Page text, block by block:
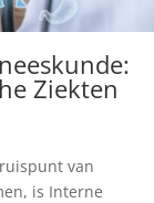
Ziekten
van
is Interne